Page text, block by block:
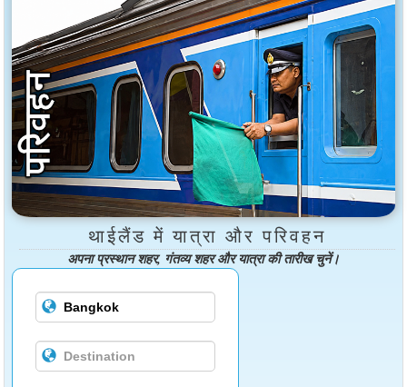
थाईलैंड में यात्रा और परिवहन
अपना प्रस्थान शहर, गंतव्य शहर और यात्रा की तारीख चुनें।